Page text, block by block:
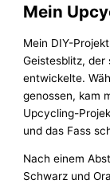
Mein
Mein DIY-
Geistesblitz, der
entwickelte.
genossen, kam
Upcycling-
und das Fass
Nach einem
Schwarz und